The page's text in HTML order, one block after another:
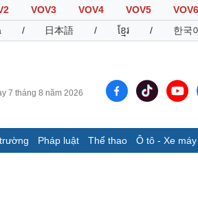
VOV3 VOV4 VOV5 VOV6
/ 日本語 / ខ្មែរ / 한국
7 tháng 8 năm 2026
Pháp luật Thể thao Ô tô - Xe máy